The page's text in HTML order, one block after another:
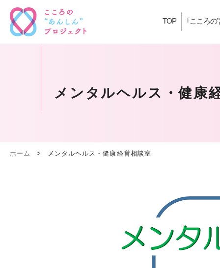
TOP ｢こころの
メンタルヘルス・健康
ホーム > メンタルヘルス・健康経営相談室